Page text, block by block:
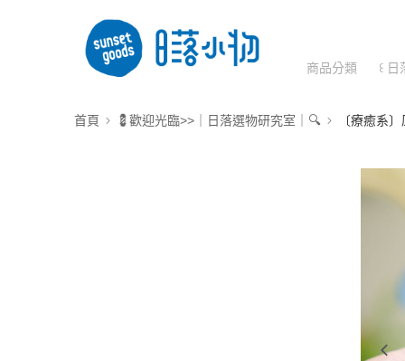
商品分類 ꒰
首頁 💈歡迎光臨>>｜日落選物研究室｜🔍 〔療癒系